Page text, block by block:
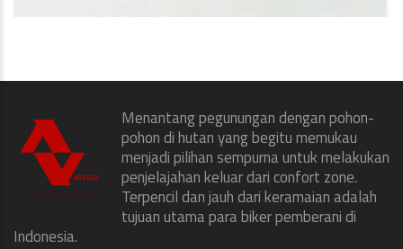
Menantang pegunungan dengan pohon-
pohon di hutan yang begitu memukau
menjadi pilihan sempurna untuk melakukan
penjelajahan keluar dari confort zone.
Terpencil dan jauh dari keramaian adalah
tujuan utama para biker pemberani di
Indonesia.